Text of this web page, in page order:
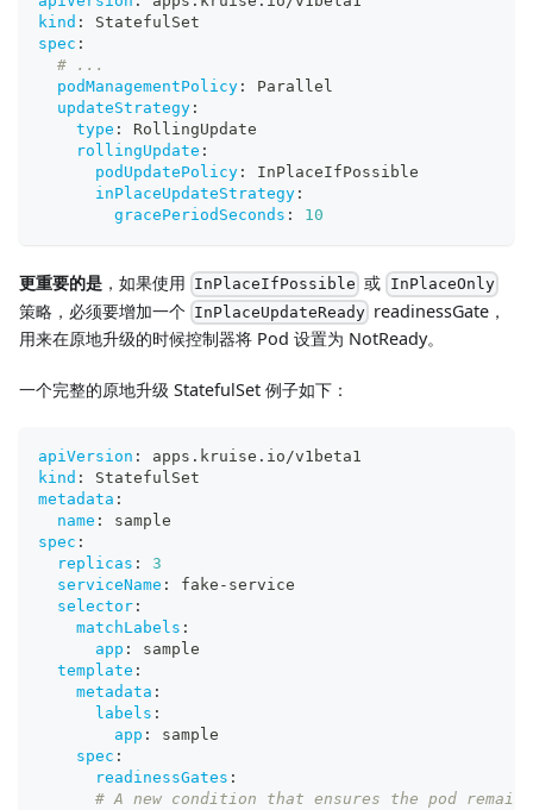
kind :
StatefulSet
spec :
# ...
podManagementPolicy :
Parallel
updateStrategy :
type :
RollingUpdate
rollingUpdate :
podUpdatePolicy :
InPlaceIfPossible
inPlaceUpdateStrategy :
gracePeriodSeconds : 10
更重要的是 ，如果使用 InPlaceIfPossible 或 InPlaceOnly
策略，必须要增加一个 InPlaceUpdateReady readinessGate，
用来在原地升级的时候控制器将 Pod 设置为 NotReady。
一个完整的原地升级 StatefulSet 例子如下：
apiVersion :
apps.kruise.io/v1beta1
kind :
StatefulSet
metadata :
name :
sample
spec :
replicas :
3
serviceName : fake - service
selector :
matchLabels :
app :
sample
template :
metadata :
labels :
app :
sample
spec :
readinessGates :
# A new condition that ensures the pod